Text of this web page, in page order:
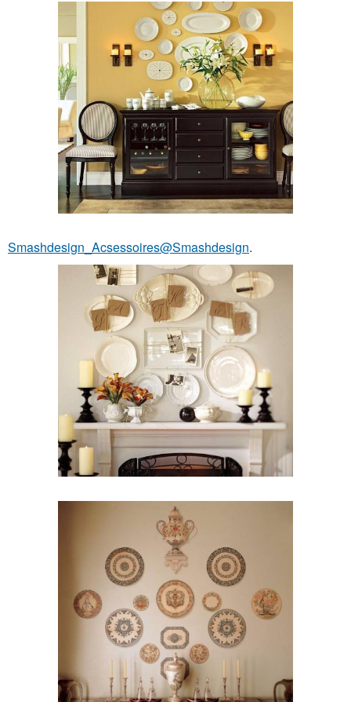
Smashdesign_Acsessoires@Smashdesign.